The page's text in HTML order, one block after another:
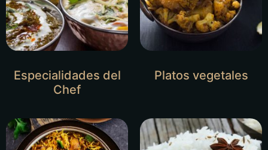
Especialidades del
Chef
Platos vegetales